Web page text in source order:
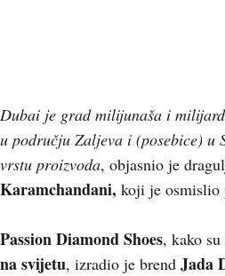
Dubai je grad milijunaša i
u području Zaljeva i (posebice) u
vrstu proizvoda, objasnio je
Karamchandani, koji je osmislio
Passion Diamond Shoes, kako su
na svijetu, izradio je brend Jada